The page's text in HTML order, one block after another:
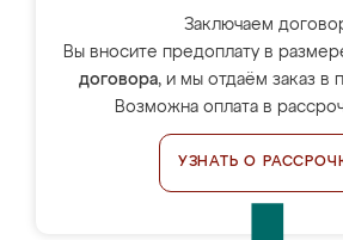
Заключаем
Вы вносите предоплату в
договора, и мы отдаём заказ в
Возможна оплата в
УЗНАТЬ О